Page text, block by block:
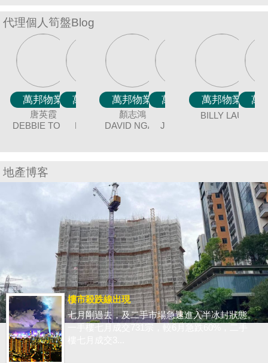
於
我
們
代理個人筍盤Blog
萬邦物業
廖細鳳
SISI LIAO
萬邦物業
冼嘉臻
BORIS SIN
萬邦物業
唐英霞
DEBBIE TONG
萬邦物業
聶美玲
MAY NIP
萬邦物業
黃美英
MAGGIE
萬邦物業
謝愛珍
JUNE TSE
萬邦物業
袁月明
MING YUAN
萬邦物業
顏志鴻
DAVID NGAN
萬邦物業
余志雄
JIMMY YU
萬邦物業
陳蘭貞
萬邦物業
蔡秀晶
萬邦物業
連愛玲
萬邦物業
吳美美
萬邦物業
張明成
萬邦物業
鍾唯美
萬邦物業
BILLY LAU
萬邦物業
伍志達
地產博客
樓市殺跌線出現
七月剛過去，及二手市場急速進入半冰封狀態。